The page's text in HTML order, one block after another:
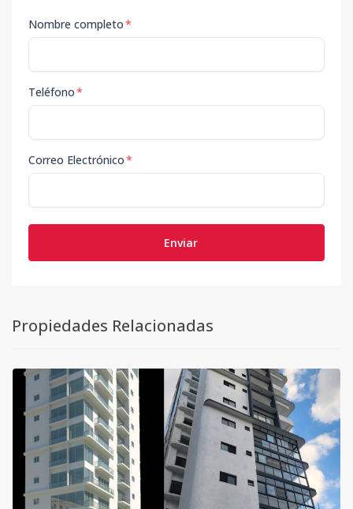
Nombre completo*
Teléfono*
Correo Electrónico*
Enviar
Propiedades Relacionadas